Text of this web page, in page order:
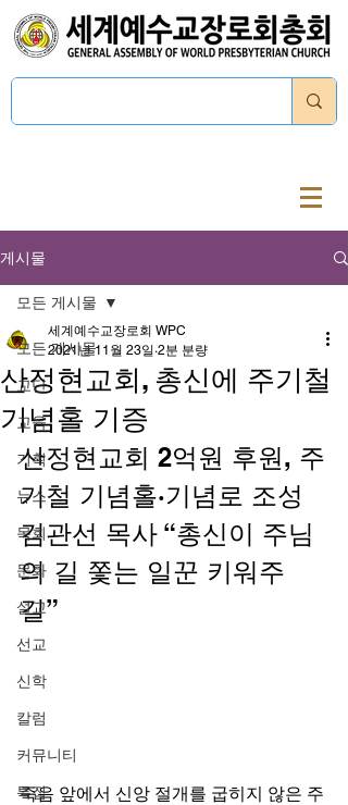
게시물
모든 게시물
교단
교육
기획
뉴스
목회
문화
설교
선교
신학
칼럼
커뮤니티
특집
모든 게시물
산정현교회, 총신에 주기철
기념홀 기증
세계예수교장로회 WPC
2021년 11월 23일 2분 분량
산정현교회 2억원 후원, 주
기철 기념홀·기념로 조성
김관선 목사 “총신이 주님
의 길 쫓는 일꾼 키워주
길”
죽음 앞에서 신앙 절개를 굽히지 않은 주